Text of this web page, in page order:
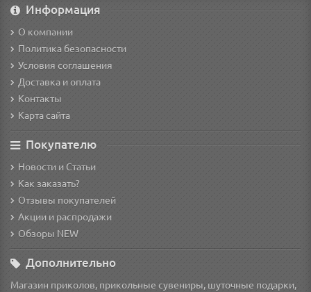
Информация
О компании
Политика безопасности
Условия соглашения
Доставка и оплата
Контакты
Карта сайта
Покупателю
Новости и Статьи
Как заказать?
Отзывы покупателей
Акции и распродажи
Обзоры NEW
Дополнительно
Магазин приколов, прикольные сувениры, шуточные подарки,